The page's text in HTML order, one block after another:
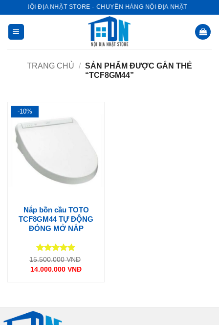
dung
NỘI ĐỊA NHẬT STORE - CHUYÊN HÀNG NỘI ĐỊA NHẬT
TRANG CHỦ / SẢN PHẨM ĐƯỢC GẮN THẺ
“TCF8GM44”
-10%
Nắp bồn cầu TOTO
TCF8GM44 TỰ ĐỘNG
ĐÓNG MỞ NẮP
Được xếp
hạng55
15.500.000VNĐ
14.000.000 VNĐ